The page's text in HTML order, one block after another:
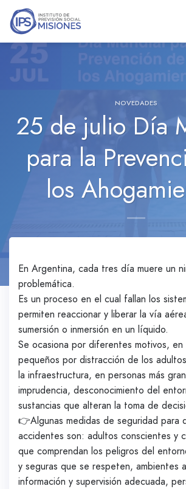
Saltar
contenido
NOVEDADES
25 de julio Día
para la
los
En Argentina, cada tres día muere un
problemática.
Es un proceso en el cual fallan los
permiten reaccionar y liberar la vía
sumersión o inmersión en un líquido.
Se ocasiona por diferentes motivos, en
pequeños por distracción de los
la infraestructura, en personas más
imprudencia, desconocimiento del
sustancias que alteran la toma de
👉Algunas medidas de seguridad para
accidentes son: adultos conscientes y
que comprendan los peligros del
y seguras que se respeten, ambientes
información y supervisión adecuada,